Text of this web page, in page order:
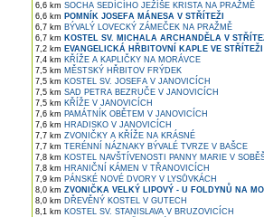
6,6 km SOCHA SEDÍCÍHO JEŽÍŠE KRISTA NA PRAŽMĚ
6,6 km POMNÍK JOSEFA MÁNESA V STŘÍTEŽI
6,7 km BÝVALÝ LOVECKÝ ZÁMEČEK NA PRAŽMĚ
6,7 km KOSTEL SV. MICHALA ARCHANDĚLA V
7,2 km EVANGELICKÁ HŘBITOVNÍ KAPLE VE STŘÍTEŽI
7,4 km KŘÍŽE A KAPLIČKY NA MORÁVCE
7,5 km MĚSTSKÝ HŘBITOV FRÝDEK
7,5 km KOSTEL SV. JOSEFA V JANOVICÍCH
7,5 km SAD PETRA BEZRUČE V JANOVICÍCH
7,5 km KŘÍŽE V JANOVICÍCH
7,6 km PAMÁTNÍK OBĚTEM V JANOVICÍCH
7,6 km HRADISKO V JANOVICÍCH
7,7 km ZVONIČKY A KŘÍŽE NA KRÁSNÉ
7,7 km TERÉNNÍ NÁZNAKY BÝVALÉ TVRZE V BAŠCE
7,8 km KOSTEL NAVŠTÍVENOSTI PANNY MARIE V
7,8 km HRANIČNÍ KÁMEN V TŘANOVICÍCH
7,9 km PÁNSKÉ NOVÉ DVORY V LYSŮVKÁCH
8,0 km ZVONIČKA VELKÝ LIPOVÝ - U FOLDYNŮ NA
8,0 km DŘEVĚNÝ KOSTEL V GUTECH
8,1 km KOSTEL SV. STANISLAVA V BRUZOVICÍCH